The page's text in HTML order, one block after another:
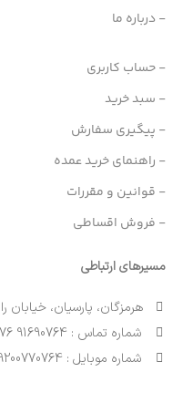
- درباره ما
- حساب کاربری
- سبد خرید
- پیگیری سفارش
- راهنمای خرید عمده
- قوانین و مقررات
- فروش اقساطی
مسیرهای ارتباطی
هرمزگان، پارسیان، خیابان
شماره تماس : 91690764 076
شماره موبایل : 09200770764